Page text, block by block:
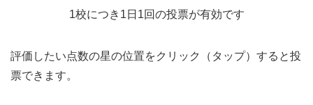
1校につき1日1回の投票が有効です
評価したい点数の星の位置をクリック（タップ）すると投
票できます。